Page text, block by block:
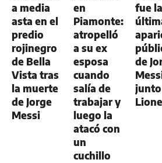
a media
asta en el
predio
rojinegro
de Bella
Vista tras
la muerte
de Jorge
Messi
en
Piamonte:
atropelló
a su ex
esposa
cuando
salía de
trabajar y
luego la
atacó con
un
cuchillo
fue la
de
junto